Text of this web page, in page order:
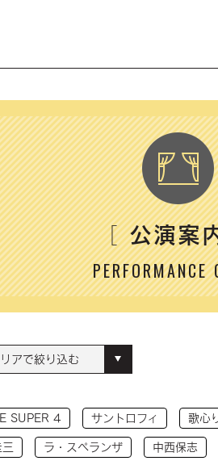
［公演案
PERFORMANCE
SUPER 4 サントロフィ 歌心
ラ・スペランザ 中西保志